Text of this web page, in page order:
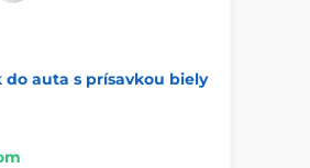
do auta s prísavkou biely